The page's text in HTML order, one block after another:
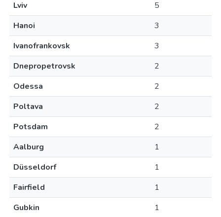
Lviv
5
Hanoi
3
Ivanofrankovsk
3
Dnepropetrovsk
2
Odessa
2
Poltava
2
Potsdam
2
Aalburg
1
Düsseldorf
1
Fairfield
1
Gubkin
1